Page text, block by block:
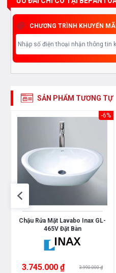
nhân viên bán hàng của
CHƯƠNG TRÌNH KHUYẾN
SẢN PHẨM TƯƠNG TỰ
-6%
Chậu Rửa Mặt Lavabo Inax GL-
465V Đặt Bàn
3.745.000 ₫ 3.990.000 ₫